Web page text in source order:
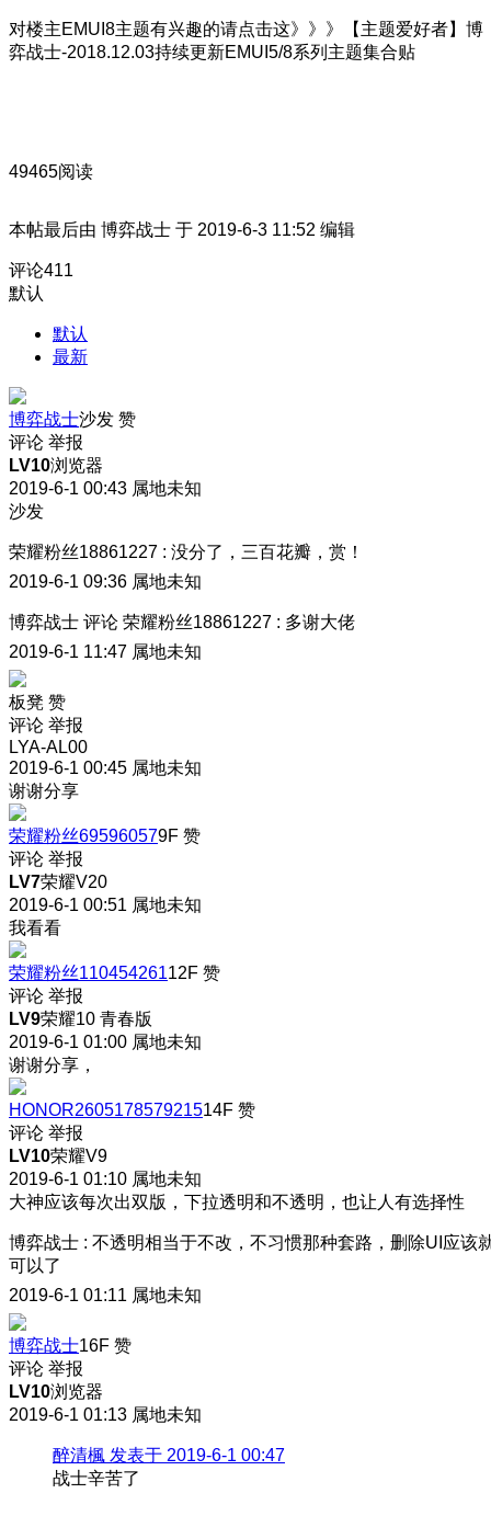
对楼主EMUI8主题有兴趣的请点击这》》》【主题爱好者】博
弈战士-2018.12.03持续更新EMUI5/8系列主题集合贴
49465阅读
本帖最后由 博弈战士 于 2019-6-3 11:52 编辑
评论411
默认
默认
最新
博弈战士沙发 赞
评论 举报
LV10浏览器
2019-6-1 00:43 属地未知
沙发
荣耀粉丝18861227 : 没分了，三百花瓣，赏！
2019-6-1 09:36 属地未知
博弈战士 评论 荣耀粉丝18861227 : 多谢大佬
2019-6-1 11:47 属地未知
板凳 赞
评论 举报
LYA-AL00
2019-6-1 00:45 属地未知
谢谢分享
荣耀粉丝695960579F 赞
评论 举报
LV7荣耀V20
2019-6-1 00:51 属地未知
我看看
荣耀粉丝11045426112F 赞
评论 举报
LV9荣耀10 青春版
2019-6-1 01:00 属地未知
谢谢分享，
HONOR260517857921514F 赞
评论 举报
LV10荣耀V9
2019-6-1 01:10 属地未知
大神应该每次出双版，下拉透明和不透明，也让人有选择性
博弈战士 : 不透明相当于不改，不习惯那种套路，删除UI应该
可以了
2019-6-1 01:11 属地未知
博弈战士16F 赞
评论 举报
LV10浏览器
2019-6-1 01:13 属地未知
醉清楓 发表于 2019-6-1 00:47
战士辛苦了